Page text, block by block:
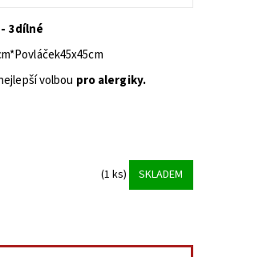
3dílné
volbou pro alergiky.
(1 ks) SKLADEM